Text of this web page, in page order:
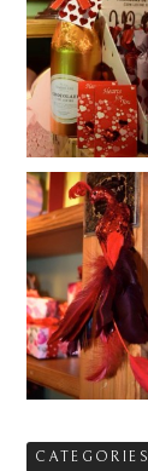
CATEGORIES